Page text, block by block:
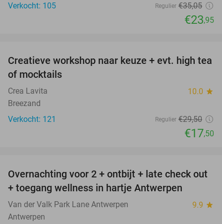
Verkocht: 105
Regulier €35,05
€23,95
41%
Creatieve workshop naar keuze + evt. high tea
of mocktails
Crea Lavita 10.0 star
Breezand
Verkocht: 121
Regulier €29,50
€17,50
59%
Overnachting voor 2 + ontbijt + late check out
+ toegang wellness in hartje Antwerpen
Van der Valk Park Lane Antwerpen 9.9 star
Antwerpen